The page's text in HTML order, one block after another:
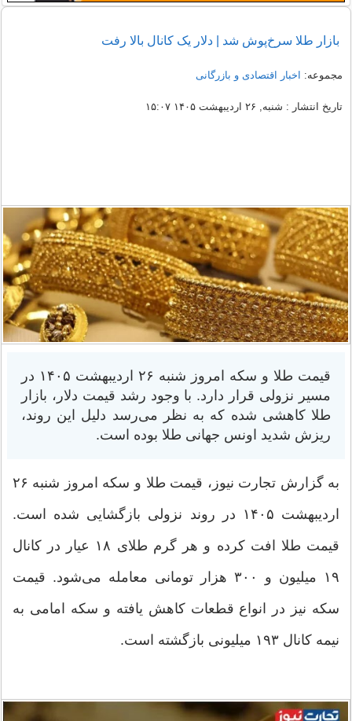
بازار طلا سرخ‌پوش شد | دلار یک کانال بالا رفت
مجموعه: اخبار اقتصادی و بازرگانی
تاریخ انتشار : شنبه, ۲۶ اردیبهشت ۱۴۰۵ ۱۵:۰۷
قیمت طلا و سکه امروز شنبه ۲۶ اردیبهشت ۱۴۰۵ در
مسیر نزولی قرار دارد. با وجود رشد قیمت دلار، بازار
طلا کاهشی شده که به‌ نظر می‌رسد دلیل این روند،
ریزش شدید اونس جهانی طلا بوده است.
به گزارش تجارت نیوز، قیمت طلا و سکه امروز شنبه ۲۶
اردیبهشت ۱۴۰۵ در روند نزولی بازگشایی شده است.
قیمت طلا افت کرده و هر گرم طلای ۱۸ عیار در کانال
۱۹ میلیون و ۳۰۰ هزار تومانی معامله می‌شود. قیمت
سکه نیز در انواع قطعات کاهش یافته و سکه امامی به
نیمه کانال ۱۹۳ میلیونی بازگشته است.